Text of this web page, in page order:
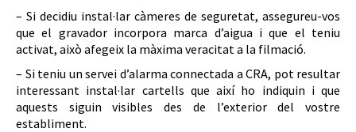
– Si decidiu instal·lar càmeres de seguretat, assegureu-vos
que el gravador incorpora marca d’aigua i que el teniu
activat, això afegeix la màxima veracitat a la filmació.
– Si teniu un servei d’alarma connectada a CRA, pot resultar
interessant instal·lar cartells que així ho indiquin i que
aquests siguin visibles des de l’exterior del vostre
establiment.